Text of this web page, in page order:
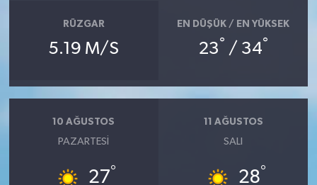
RÜZGAR
5.19 M/S
EN DÜŞÜK / EN YÜKSEK
23° / 34°
10 AĞUSTOS
PAZARTESI
27°
11 AĞUSTOS
SALI
28°
Ulusal